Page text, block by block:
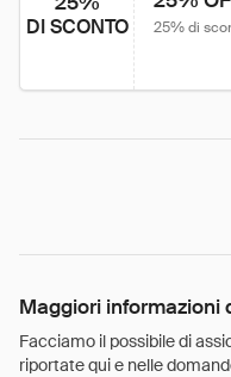
DI SCONTO 25% di
Maggiori informazioni
Facciamo il possibile di
riportate qui e nelle